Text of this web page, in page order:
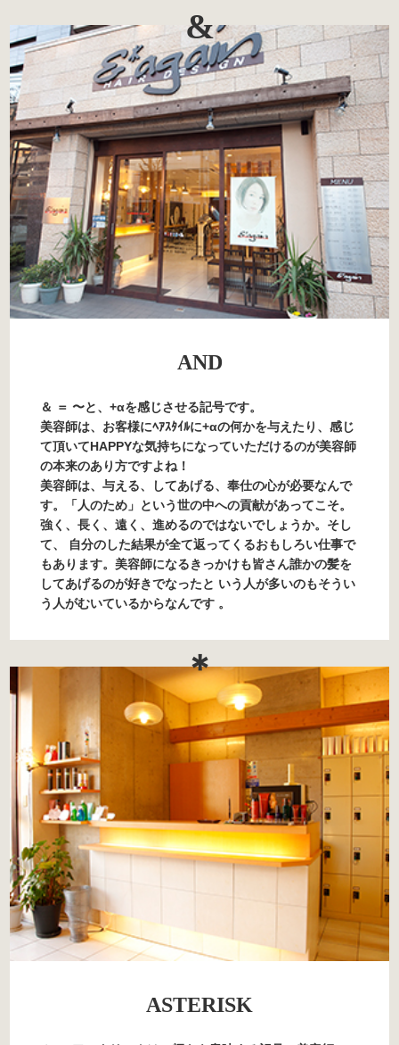
&
AND
＆ ＝ 〜と、+αを感じさせる記号です。
美容師は、お客様にﾍｱｽﾀｲﾙに+αの何かを与えたり、感じ
て頂いてHAPPYな気持ちになっていただけるのが美容師
の本来のあり方ですよね！
美容師は、与える、してあげる、奉仕の心が必要なんで
す。「人のため」という世の中への貢献があってこそ。
強く、長く、遠く、進めるのではないでしょうか。そし
て、 自分のした結果が全て返ってくるおもしろい仕事で
もあります。美容師になるきっかけも皆さん誰かの髪を
してあげるのが好きでなったと いう人が多いのもそうい
う人がむいているからなんです 。
＊
ASTERISK